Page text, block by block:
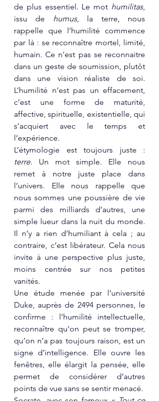
de plus essentiel. Le mot humilitas,
issu de humus, la terre, nous
rappelle que l’humilité commence
par là : se reconnaître mortel, limité,
humain. Ce n'est pas se reconnaitre
dans un geste de soumission, plutôt
dans une vision réaliste de soi.
L’humilité n’est pas un effacement,
c’est une forme de maturité,
affective, spirituelle, existentielle, qui
s’acquiert avec le temps et
l’expérience.
terre. Un mot simple. Elle nous
remet à notre juste place dans
l’univers. Elle nous rappelle que
nous sommes une poussière de vie
parmi des milliards d’autres, une
simple lueur dans la nuit du monde.
Il n’y a rien d’humiliant à cela ; au
contraire, c’est libérateur. Cela nous
invite à une perspective plus juste,
moins centrée sur nos petites
vanités.
Une étude menée par l’université
Duke, auprès de 2494 personnes, le
confirme : l’humilité intellectuelle,
reconnaître qu’on peut se tromper,
qu’on n’a pas toujours raison, est un
signe d’intelligence. Elle ouvre les
fenêtres, elle élargit la pensée, elle
permet de considérer d’autres
points de vue sans se sentir menacé.